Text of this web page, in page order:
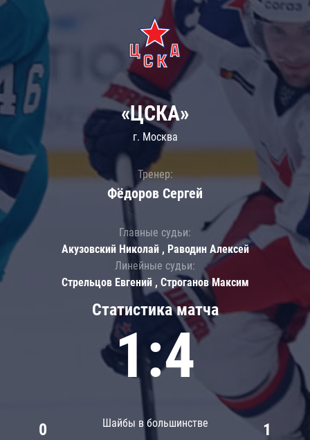
Статистика матча
1:4
Шайбы в большинстве
0 1
«ЦСКА»
г. Москва
Тренер:
Фёдоров Сергей
Главные судьи:
Акузовский Николай , Раводин Алексей
Линейные судьи:
Стрельцов Евгений , Строганов Максим